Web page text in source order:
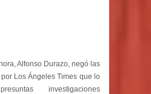
Alfonso Durazo, negó las
Los Ángeles Times que lo
investigaciones